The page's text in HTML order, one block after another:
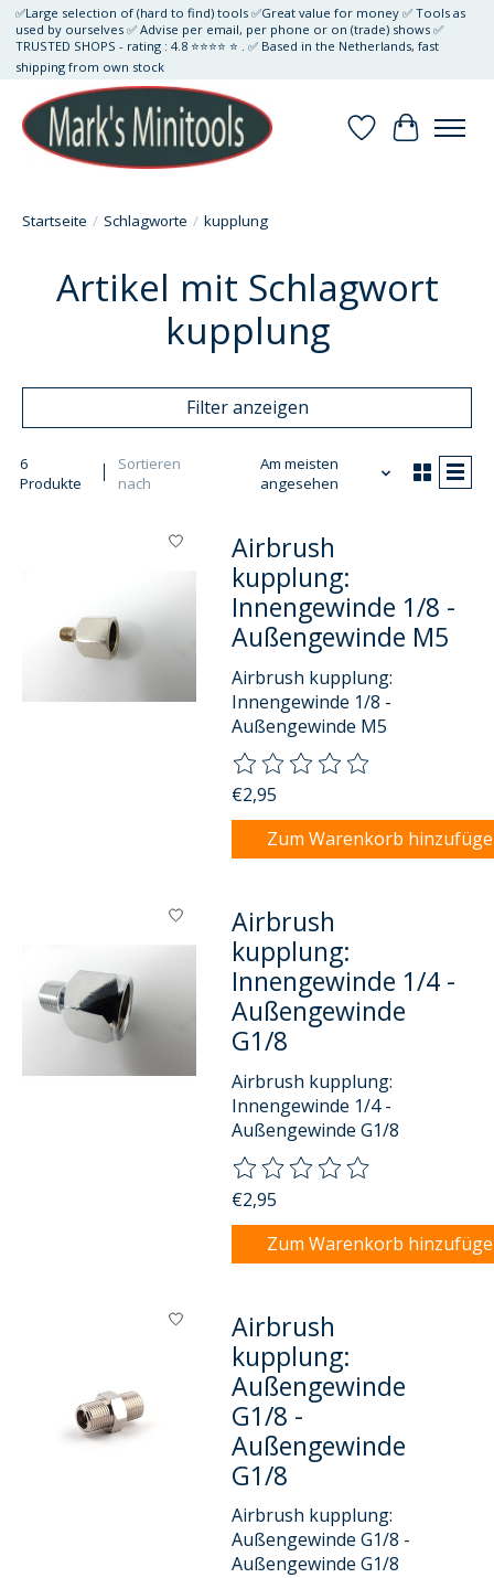
✅Large selection of (hard to find) tools ✅Great value for money ✅ Tools as
used by ourselves ✅ Advise per email, per phone or on (trade) shows ✅
TRUSTED SHOPS - rating : 4.8 ⭐⭐⭐⭐ ⭐ . ✅ Based in the Netherlands, fast
shipping from own stock
Wunschzettel
Ihr
Startseite / Schlagworte / kupplung
Artikel mit Schlagwort
kupplung
Filter anzeigen
6
Produkte
Sortieren
nach
Am meisten
angesehen
Airbrush
kupplung:
Innengewinde 1/8 -
Außengewinde M5
Airbrush kupplung:
Innengewinde 1/8 -
Außengewinde M5
Die Bewertung dieses
€2,95
Zum Warenkorb
Airbrush
kupplung:
Innengewinde 1/4 -
Außengewinde
G1/8
Airbrush kupplung:
Innengewinde 1/4 -
Außengewinde G1/8
Die Bewertung dieses
€2,95
Zum Warenkorb
Airbrush
kupplung:
Außengewinde
G1/8 -
Außengewinde
G1/8
Airbrush kupplung:
Außengewinde G1/8 -
Außengewinde G1/8